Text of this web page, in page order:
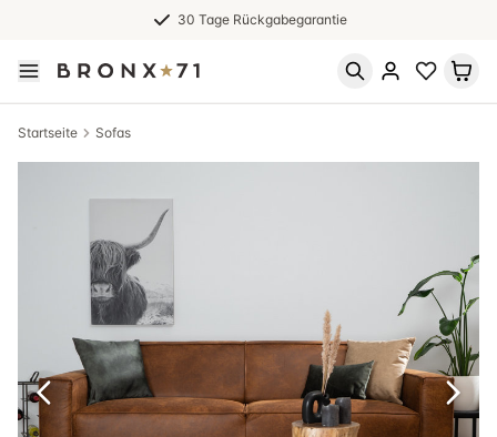
30 Tage Rückgabegarantie
Startseite Sofas